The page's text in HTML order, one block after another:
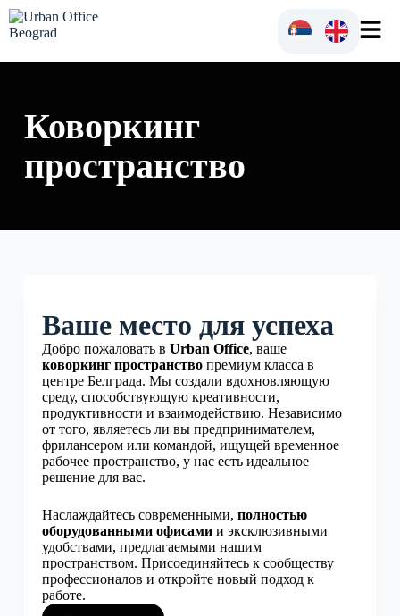
Коворкинг
пространство
Ваше место для успеха
Добро пожаловать в Urban Office, ваше
коворкинг пространствопремиум класса в
центре Белграда. Мы создали вдохновляющую
среду, способствующую креативности,
продуктивности и взаимодействию. Независимо
от того, являетесь ли вы предпринимателем,
фрилансером или командой, ищущей временное
рабочее пространство, у нас есть идеальное
решение для вас.
Наслаждайтесь современными, полностью
оборудованными офисамии эксклюзивными
удобствами, предлагаемыми нашим
пространством. Присоединяйтесь к сообществу
профессионалов и откройте новый подход к
работе.